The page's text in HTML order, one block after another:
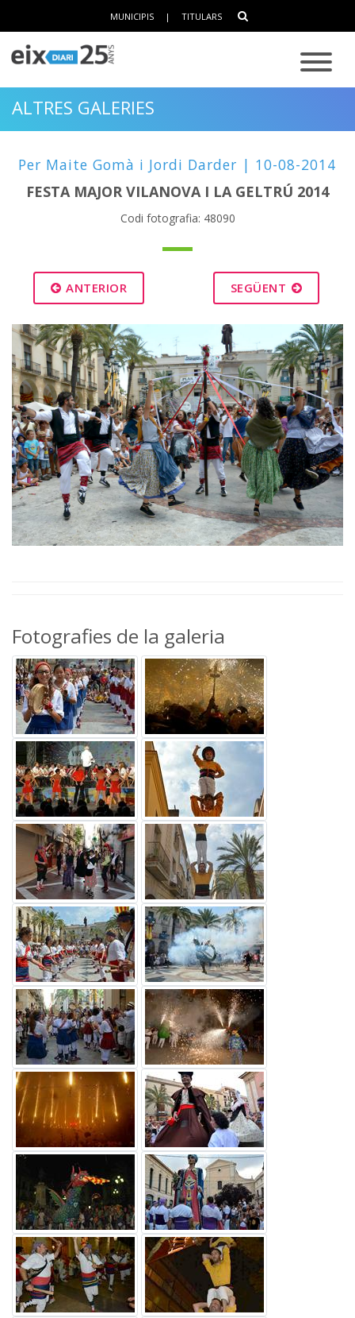
MUNICIPIS | TITULARS
ALTRES GALERIES
Per Maite Gomà i Jordi Darder | 10-08-2014
FESTA MAJOR VILANOVA I LA GELTRÚ 2014
Codi fotografia: 48090
ANTERIOR SEGÜENT
Fotografies de la galeria